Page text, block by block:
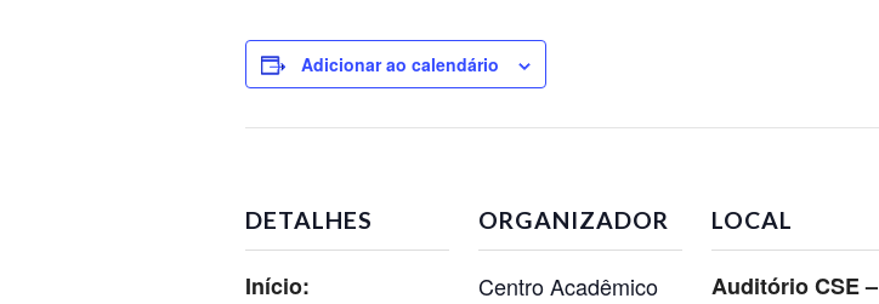
Adicionar ao calendário
DETALHES
Início:
ORGANIZADOR
Centro Acadêmico
LOCAL
Auditório CSE –